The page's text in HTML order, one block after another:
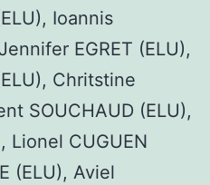
Ioannis
EGRET (ELU),
Chritstine
SOUCHAUD (ELU),
Lionel CUGUEN
(ELU), Aviel